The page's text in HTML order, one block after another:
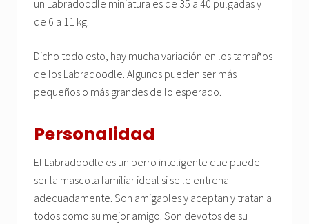
un Labradoodle miniatura es de 35 a 40 pulgadas y
de 6 a 11 kg.
Dicho todo esto, hay mucha variación en los tamaños
de los Labradoodle. Algunos pueden ser más
pequeños o más grandes de lo esperado.
Personalidad
El Labradoodle es un perro inteligente que puede
ser la mascota familiar ideal si se le entrena
adecuadamente. Son amigables y aceptan y tratan a
todos como su mejor amigo. Son devotos de su